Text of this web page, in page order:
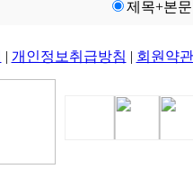
제목+본문
| 개인정보취급방침 | 회원약관